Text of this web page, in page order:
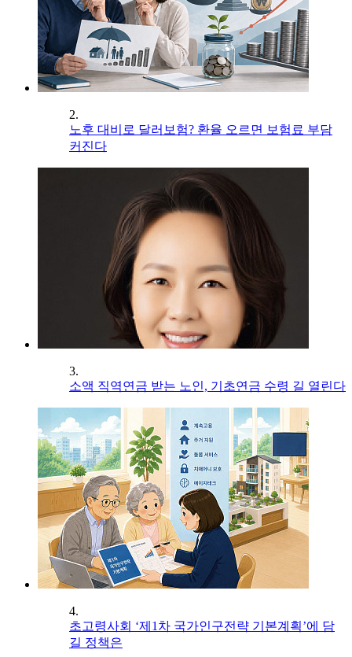
2.
노후 대비로 달러보험? 환율 오르면 보험료 부담
커진다
3.
소액 직역연금 받는 노인, 기초연금 수령 길 열린다
4.
초고령사회 ‘제1차 국가인구전략 기본계획’에 담
길 정책은